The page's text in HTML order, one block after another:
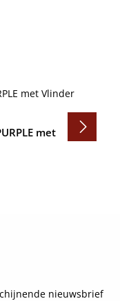
met
nieuwsbrief